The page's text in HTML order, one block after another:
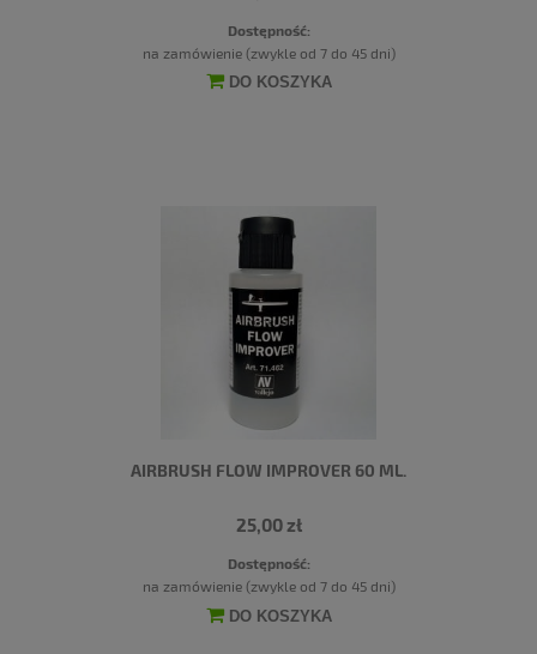
Dostępność:
na zamówienie (zwykle od 7 do 45 dni)
DO KOSZYKA
AIRBRUSH FLOW IMPROVER 60 ML.
25,00 zł
Dostępność:
na zamówienie (zwykle od 7 do 45 dni)
DO KOSZYKA